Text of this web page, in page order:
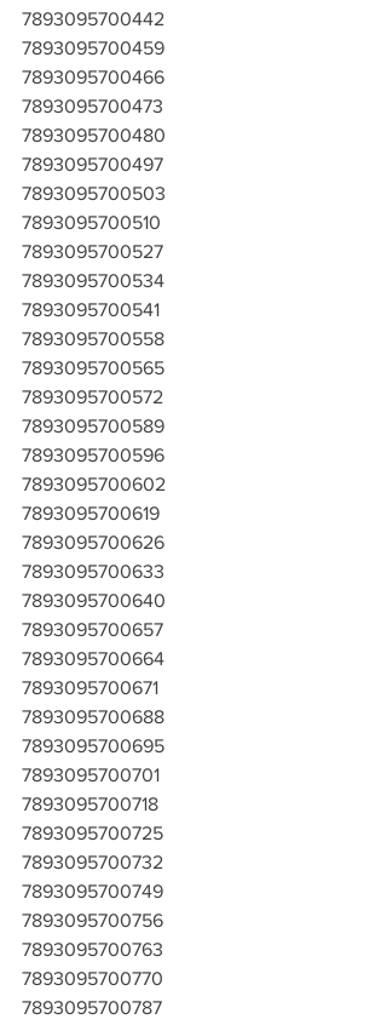
7893095700442
7893095700459
7893095700466
7893095700473
7893095700480
7893095700497
7893095700503
7893095700510
7893095700527
7893095700534
7893095700541
7893095700558
7893095700565
7893095700572
7893095700589
7893095700596
7893095700602
7893095700619
7893095700626
7893095700633
7893095700640
7893095700657
7893095700664
7893095700671
7893095700688
7893095700695
7893095700701
7893095700718
7893095700725
7893095700732
7893095700749
7893095700756
7893095700763
7893095700770
7893095700787